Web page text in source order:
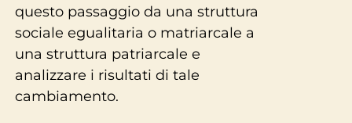
questo passaggio da una struttura
sociale egualitaria o matriarcale a
una struttura patriarcale e
analizzare i risultati di tale
cambiamento.